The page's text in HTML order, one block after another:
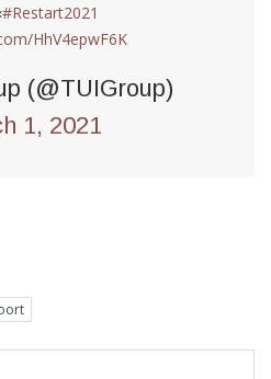
#Restart2021
HhV4epwF6K
(@TUIGroup)
1, 2021